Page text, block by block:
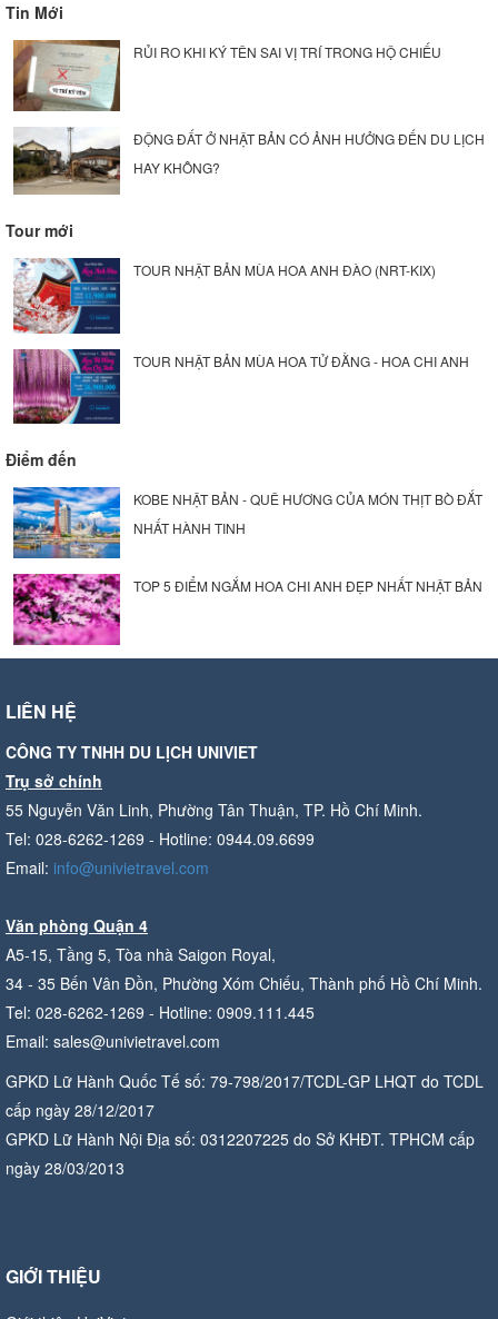
Tin Mới
RỦI RO KHI KÝ TÊN SAI VỊ TRÍ TRONG HỘ CHIẾU
ĐỘNG ĐẤT Ở NHẬT BẢN CÓ ẢNH HƯỞNG ĐẾN DU LỊCH
HAY KHÔNG?
Tour mới
TOUR NHẬT BẢN MÙA HOA ANH ĐÀO (NRT-KIX)
TOUR NHẬT BẢN MÙA HOA TỬ ĐẰNG - HOA CHI ANH
Điểm đến
KOBE NHẬT BẢN - QUÊ HƯƠNG CỦA MÓN THỊT BÒ ĐẮT
NHẤT HÀNH TINH
TOP 5 ĐIỂM NGẮM HOA CHI ANH ĐẸP NHẤT NHẬT BẢN
LIÊN HỆ
CÔNG TY TNHH DU LỊCH UNIVIET
Trụ sở chính
55 Nguyễn Văn Linh, Phường Tân Thuận, TP. Hồ Chí Minh.
Tel: 028-6262-1269 - Hotline: 0944.09.6699
Email: info@univietravel.com
Văn phòng Quận 4
A5-15, Tầng 5, Tòa nhà Saigon Royal,
34 - 35 Bến Vân Đồn, Phường Xóm Chiếu, Thành phố Hồ Chí Minh.
Tel: 028-6262-1269 - Hotline: 0909.111.445
Email: sales@univietravel.com
GPKD Lữ Hành Quốc Tế số: 79-798/2017/TCDL-GP LHQT do TCDL
cấp ngày 28/12/2017
GPKD Lữ Hành Nội Địa số: 0312207225 do Sở KHĐT. TPHCM cấp
ngày 28/03/2013
GIỚI THIỆU